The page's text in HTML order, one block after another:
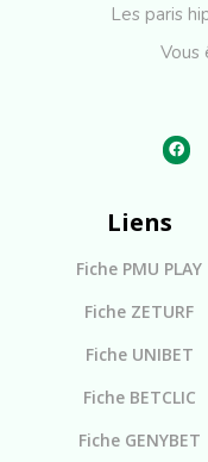
Les paris
Vous
Liens
Fiche PMU PLAY
Fiche ZETURF
Fiche UNIBET
Fiche BETCLIC
Fiche GENYBET